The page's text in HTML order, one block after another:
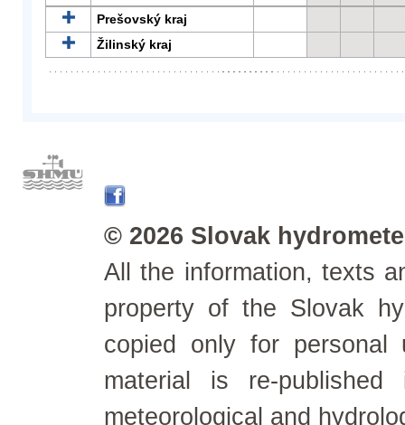
Prešovský kraj
Žilinský kraj
© 2026 Slovak
All the information, texts
property of the Slovak
copied only for personal
material is re-
meteorological and